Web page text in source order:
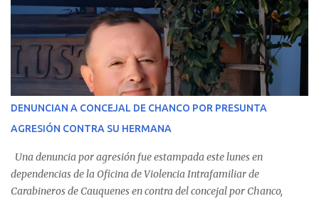
custodian fondos públicos— efectuaron transacciones por un
monto total de $116.075.918 entre enero de 2024 y junio de 2025.
En el detalle regional, se indica que en la comuna de Cauquenes se
identificó a cuatro funcionarios involucrados en este tipo de
operaciones. Asimismo, se precisa que uno de los casos
corresponde a un funcionario de la Municipalidad de Chanco,
detectaron incumplimientos a la normativa vigente. El informe
precisa que la mayor cantidad de dinero apostado se registró en
Talca, donde...
DENUNCIAN A CONCEJAL DE CHANCO POR PRESUNTA
AGRESIÓN CONTRA SU HERMANA
Una denuncia por agresión fue estampada este lunes en
dependencias de la Oficina de Violencia Intrafamiliar de
Carabineros de Cauquenes en contra del concejal por Chanco,